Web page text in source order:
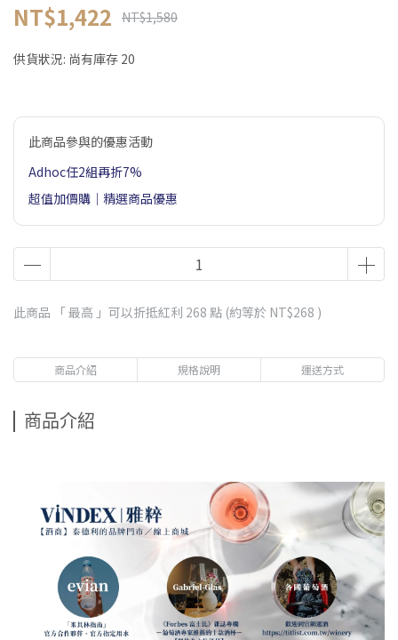
NT$1,422 NT$1,580
供貨狀況: 尚有庫存 20
此商品參與的優惠活動
Adhoc任2組再折7%
超值加價購｜精選商品優惠
此商品 「 最高 」可以折抵紅利 268 點 (約等於 NT$268 )
商品介紹 規格說明 運送方式
商品介紹